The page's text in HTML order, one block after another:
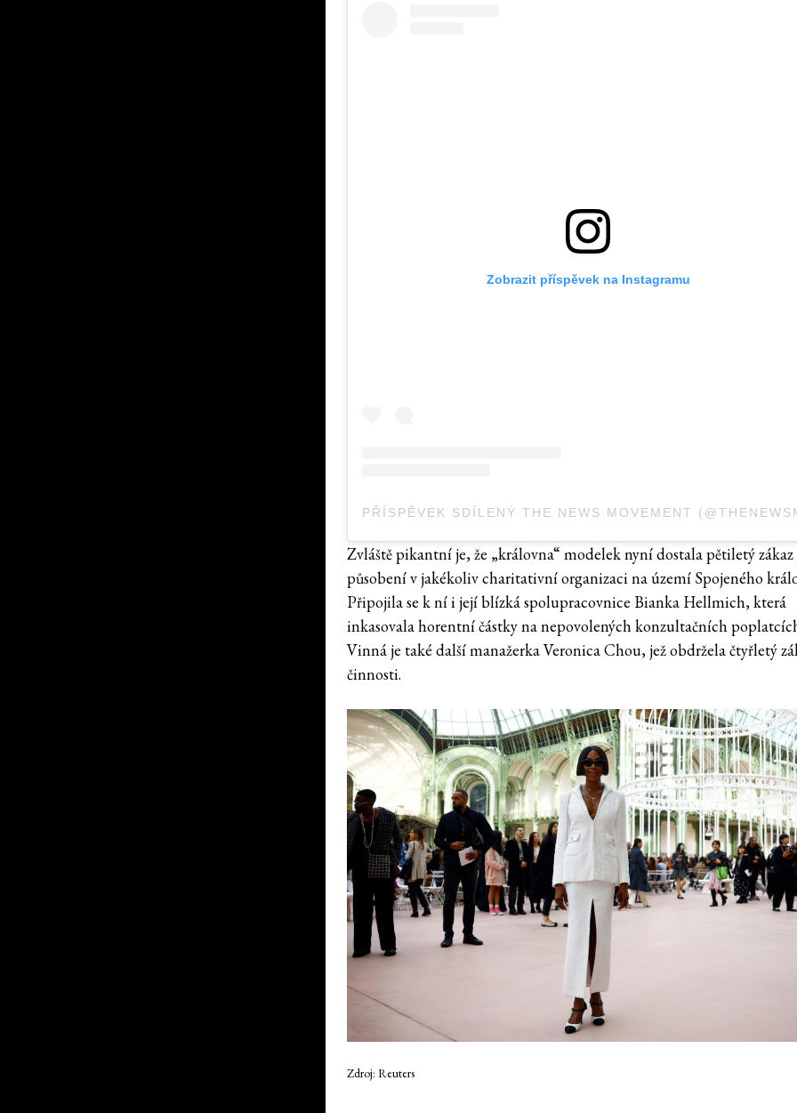
Zobrazit příspěvek na Instagramu
Zvláště pikantní je, že „královna“ modelek nyní dostala pětiletý zákaz
působení v jakékoliv charitativní organizaci na území Spojeného
Připojila se k ní i její blízká spolupracovnice Bianka Hellmich, která
inkasovala horentní částky na nepovolených konzultačních
Vinná je také další manažerka Veronica Chou, jež obdržela čtyřletý
činnosti.
Zdroj: Reuters